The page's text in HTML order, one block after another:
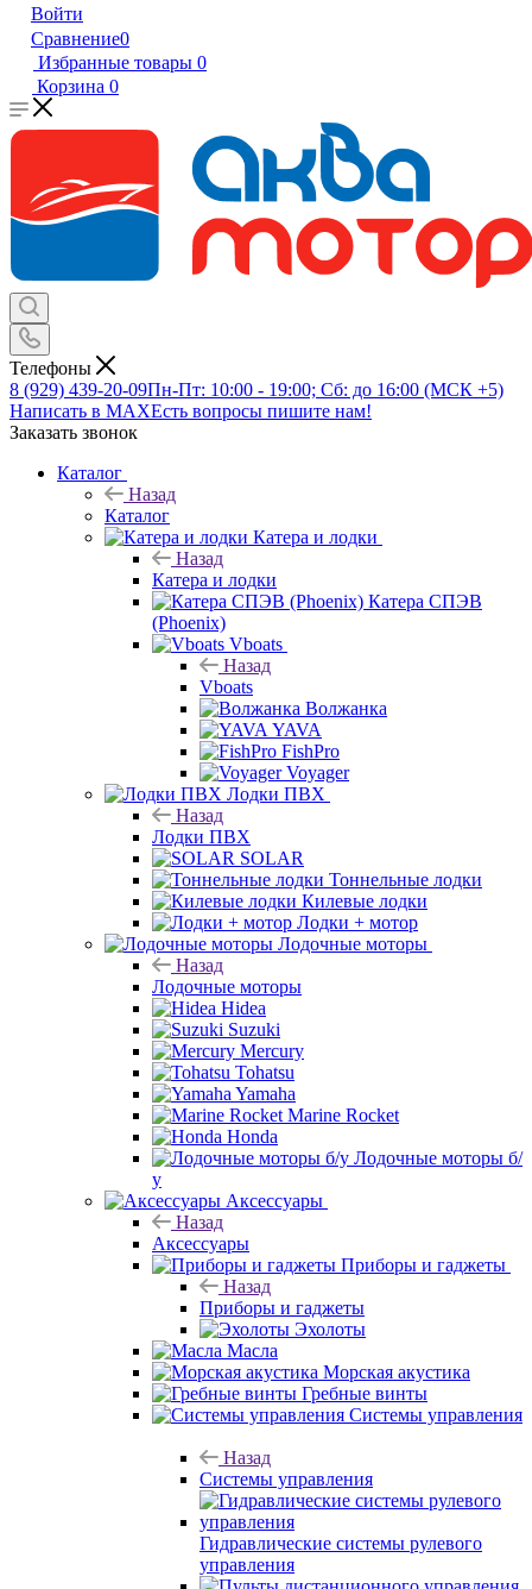
Войти
Сравнение0
Избранные товары 0
Корзина 0
Телефоны
8 (929) 439-20-09Пн-Пт: 10:00 - 19:00; Сб: до 16:00 (МСК +5)
Написать в MAXЕсть вопросы пишите нам!
Заказать звонок
Каталог
Назад
Каталог
Катера и лодки
Назад
Катера и лодки
Катера СПЭВ
(Phoenix)
Vboats
Назад
Vboats
Волжанка
YAVA
FishPro
Voyager
Лодки ПВХ
Назад
Лодки ПВХ
SOLAR
Тоннельные лодки
Килевые лодки
Лодки + мотор
Лодочные моторы
Назад
Лодочные моторы
Hidea
Suzuki
Mercury
Tohatsu
Yamaha
Marine Rocket
Honda
Лодочные моторы б/
у
Аксессуары
Назад
Аксессуары
Приборы и гаджеты
Назад
Приборы и гаджеты
Эхолоты
Масла
Морская акустика
Гребные винты
Системы управления
Назад
Системы управления
Гидравлические системы рулевого
управления